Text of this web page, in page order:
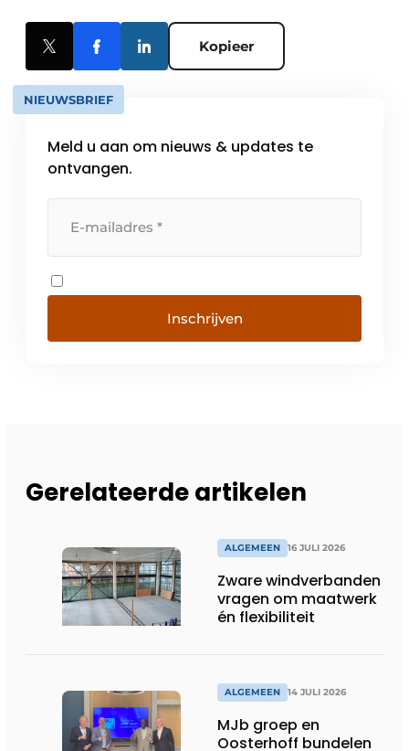
Kopieer
NIEUWSBRIEF
Meld u aan om nieuws & updates te
ontvangen.
Inschrijven
Gerelateerde artikelen
ALGEMEEN 16 JULI 2026
Zware windverbanden
vragen om maatwerk
én flexibiliteit
ALGEMEEN 14 JULI 2026
MJb groep en
Oosterhoff bundelen